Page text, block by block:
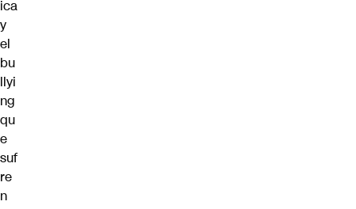
ica
y
el
bu
llyi
ng
qu
e
suf
re
n